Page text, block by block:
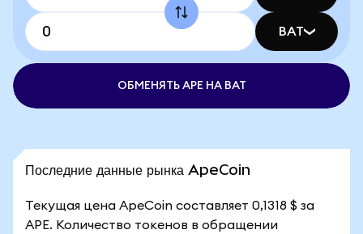
BAT
ОБМЕНЯТЬ APE НА BAT
Последние данные рынка ApeCoin
Текущая цена ApeCoin составляет 0,1318 $ за
APE. Количество токенов в обращении